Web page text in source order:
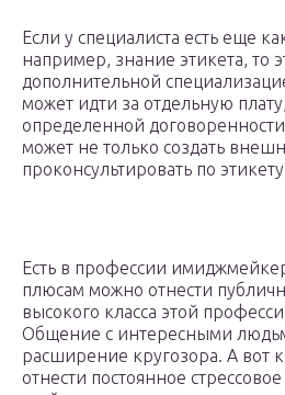
Если у специалиста есть еще
например, знание этикета, то
дополнительной
может идти за отдельную
определенной
может не только создать
проконсультировать по
Есть в профессии
плюсам можно отнести
высокого класса этой
Общение с интересными
расширение кругозора. А вот
отнести постоянное